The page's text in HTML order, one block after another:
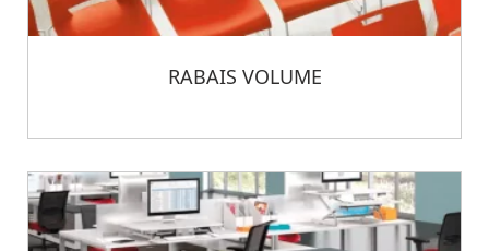
RABAIS VOLUME